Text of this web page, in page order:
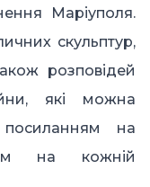
Маріуполя.
скульптур,
розповідей
які можна
на
на кожній